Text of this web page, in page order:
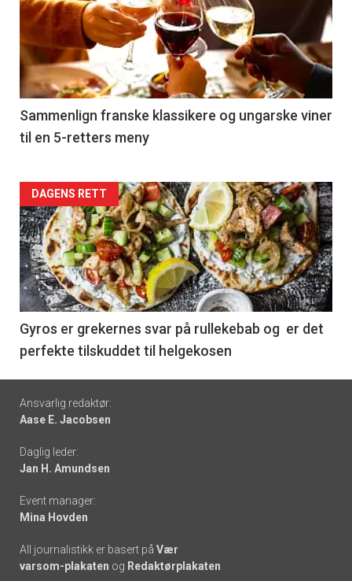
akkurat
nå
-
5
Sammenlign franske klassikere og ungarske viner
til en 5-retters meny
Forsiden
akkurat
nå
-
6
DAGENS RETT
Gyros er grekernes svar på rullekebab og er det
perfekte tilskuddet til helgekosen
Footer
-
links
Ansvarlig redaktør:
Aase E. Jacobsen
Daglig leder:
Jan H. Amundsen
Event manager:
Mina Hovden
All journalistikk er basert på Vær
varsom-plakaten og Redaktørplakaten